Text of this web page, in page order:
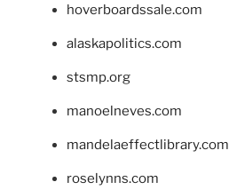
hoverboardssale.com
alaskapolitics.com
stsmp.org
manoelneves.com
mandelaeffectlibrary.com
roselynns.com